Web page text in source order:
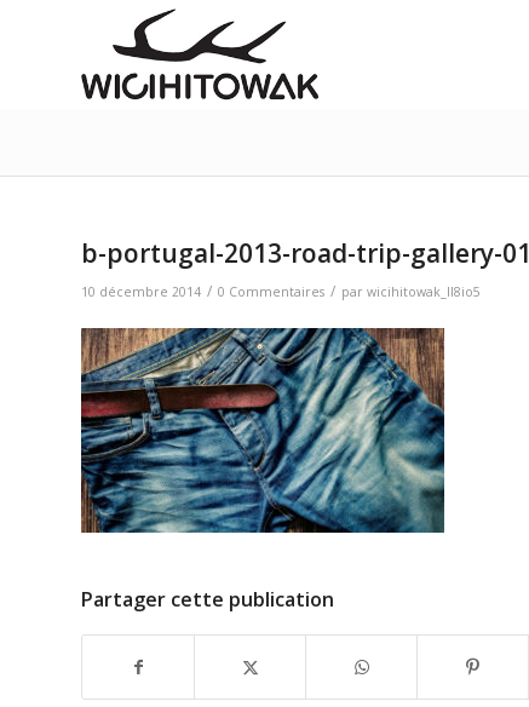
b-portugal-2013-road-trip-gallery-01
10 décembre 2014 / 0 Commentaires / par wicihitowak_ll8io5
Partager cette publication